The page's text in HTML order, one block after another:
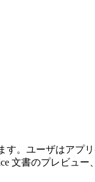
。ユーザはアプ
文書のプレビュ